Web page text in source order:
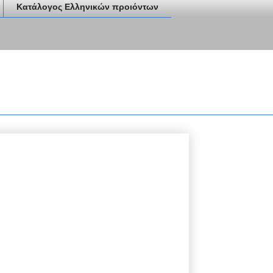
Κατάλογος Ελληνικών προιόντων